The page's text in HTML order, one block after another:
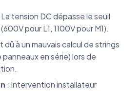
La tension DC dépasse le seuil
pour L1, 1100V pour M1).
dû à un mauvais calcul de strings
en série) lors de
:Intervention installateur